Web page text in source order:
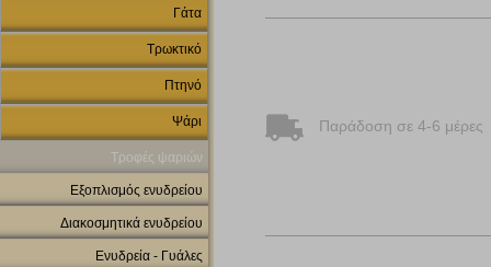
Γάτα
Τρωκτικό
Πτηνό
Ψάρι
Τροφές ψαριών
Εξοπλισμός ενυδρείου
Διακοσμητικά ενυδρείου
Ενυδρεία - Γυάλες
Παράδοση σε 4-6 μέρες